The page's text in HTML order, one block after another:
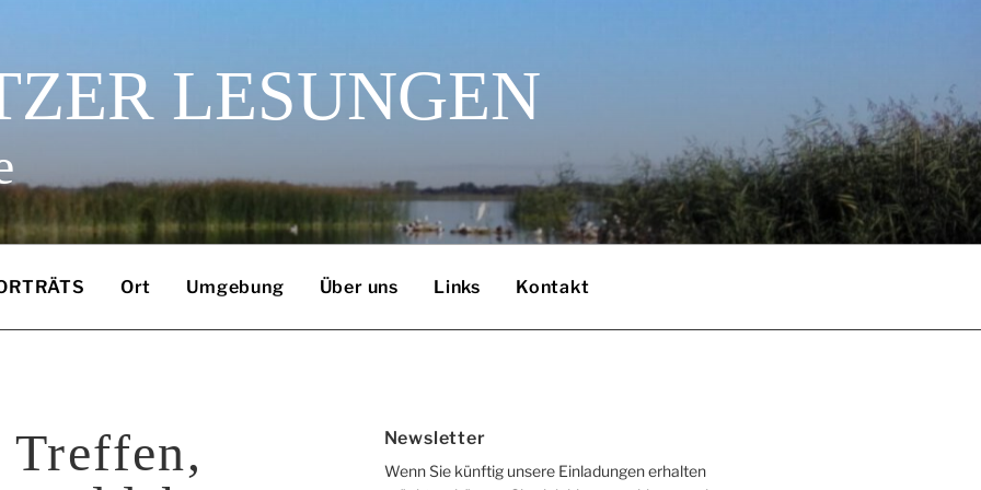
LESUNGEN
Ort Umgebung Über uns Links Kontakt
Treffen,
Newsletter
Wenn Sie künftig unsere Einladungen erhalten